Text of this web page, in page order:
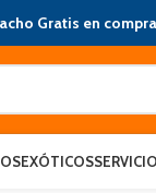
Gratis en
EXÓTICOS